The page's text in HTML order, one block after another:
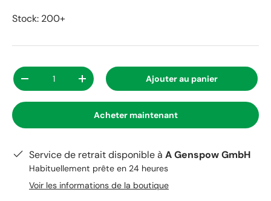
Stock: 200+
Qté
-
+ Ajouter au panier
Acheter maintenant
Service de retrait disponible à A Genspow GmbH
Habituellement prête en 24 heures
Voir les informations de la boutique